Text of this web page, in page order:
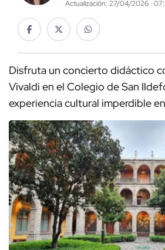
Actualización: 27/04/2026 ·
Disfruta un concierto didáctico
Vivaldi en el Colegio de San
experiencia cultural imperdible